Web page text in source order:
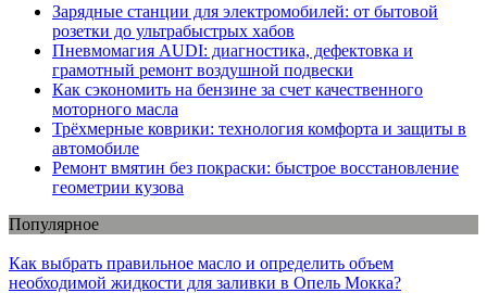
Зарядные станции для электромобилей: от бытовой
розетки до ультрабыстрых хабов
Пневмомагия AUDI: диагностика, дефектовка и
грамотный ремонт воздушной подвески
Как сэкономить на бензине за счет качественного
моторного масла
Трёхмерные коврики: технология комфорта и защиты в
автомобиле
Ремонт вмятин без покраски: быстрое восстановление
геометрии кузова
Популярное
Как выбрать правильное масло и определить объем
необходимой жидкости для заливки в Опель Мокка?